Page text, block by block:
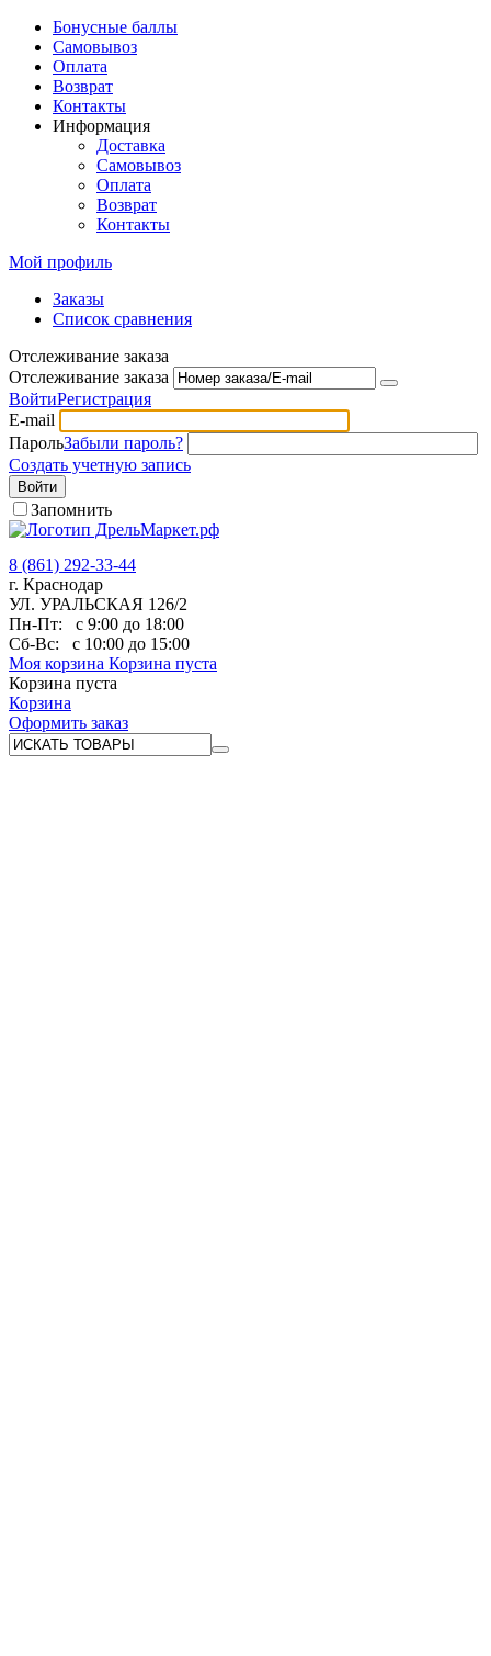
Бонусные баллы
Самовывоз
Оплата
Возврат
Контакты
Информация
Доставка
Самовывоз
Оплата
Возврат
Контакты
Мой профиль
Заказы
Список сравнения
Отслеживание заказа
Отслеживание заказа
ВойтиРегистрация
E-mail
ПарольЗабыли пароль?
Создать учетную запись
Войти
Запомнить
8 (861) 292-33-44
г. Краснодар
УЛ. УРАЛЬСКАЯ 126/2
Пн-Пт:
с 9:00 до 18:00
Сб-Вс:
с 10:00 до 15:00
Моя корзина Корзина пуста
Корзина пуста
Корзина
Оформить заказ